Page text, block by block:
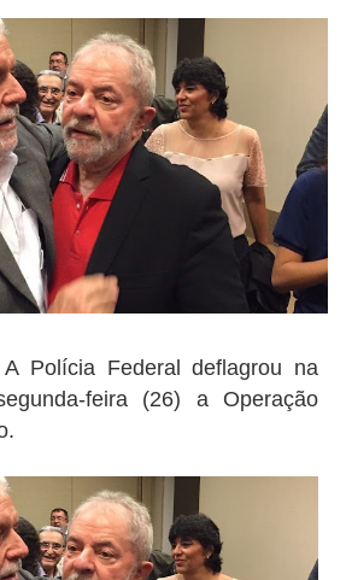
Polícia Federal deflagrou na
feira (26) a Operação